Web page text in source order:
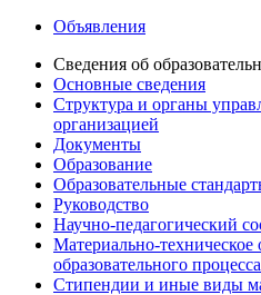
Объявления
Сведения об
Основные сведения
Структура и органы
организацией
Документы
Образование
Образовательные
Руководство
Научно-педагогический
Материально-
образовательного
Стипендии и иные виды